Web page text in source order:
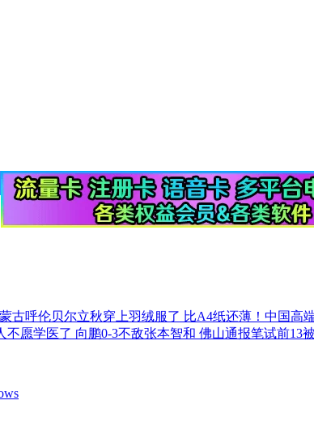
古呼伦贝尔立秋穿上羽绒服了 比A4纸还薄！中国高
不愿学医了 向鹏0-3不敌张本智和 佛山通报笔试前13